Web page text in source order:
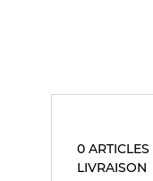
0 ARTICLES
LIVRAISON